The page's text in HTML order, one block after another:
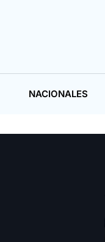
NACIONALES